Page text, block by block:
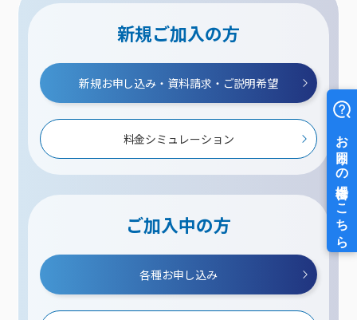
新規ご加入の方
新規お申し込み・資料請求・ご説明希望
料金シミュレーション
ご加入中の方
各種お申し込み